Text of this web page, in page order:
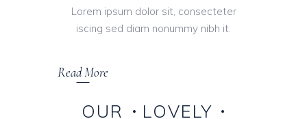
Lorem ipsum dolor sit, consecteter
iscing sed diam nonummy nibh it.
Read More
OUR LOVELY